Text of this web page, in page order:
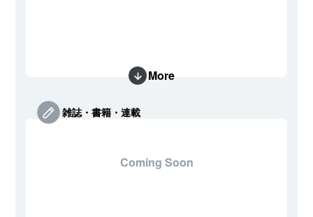
More
雑誌・書籍・連載
Coming Soon